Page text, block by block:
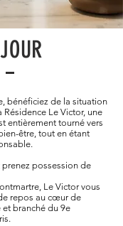
bénéficiez de la situation
Le Victor, une
entièrement tourné vers
être, tout en étant
possession de
Le Victor vous
repos au cœur de
et branché du 9e